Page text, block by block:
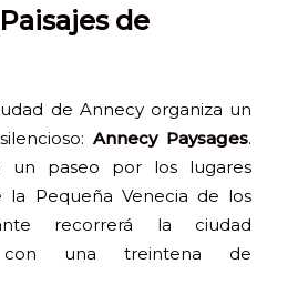
de
de Annecy organiza un
Annecy Paysages.
un paseo por los lugares
la Pequeña Venecia de los
recorrerá la ciudad
con una treintena de